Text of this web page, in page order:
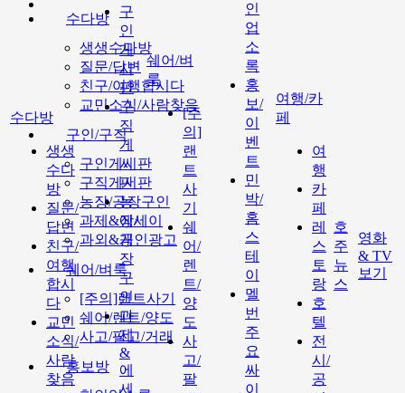
수다방
생생수다방
질문/답변
친구/여행합시다
교민소식/사람찾음
구인/구직
구인게시판
구직게시판
농장/공장구인
과제&에세이
과외&개인광고
쉐어/벼룩
[주의]랜트사기
쉐어/렌트/양도
사고/팔고/거래
홍보방
수다방
생생
수다
방
질문/
답변
친구/
여행
합시
다
교민
소식/
사람
찾음
구
인
게
시
판
구
직
게
시
판
농
장/
공
장
구
인
과
제
&
에
세
쉐어/벼
룩
[주
의]
랜
트
사
기
쉐
어/
렌
트/
양
도
사
고/
팔
인
업
소
록
홍
보/
이
벤
트
민
박/
홈
스
테
이
멜
번
주
요
싸
이
여행/카
페
여
행
카
페
레
스
토
랑
호
텔
전
시/
공
호
주
뉴
스
영화
& TV
보기